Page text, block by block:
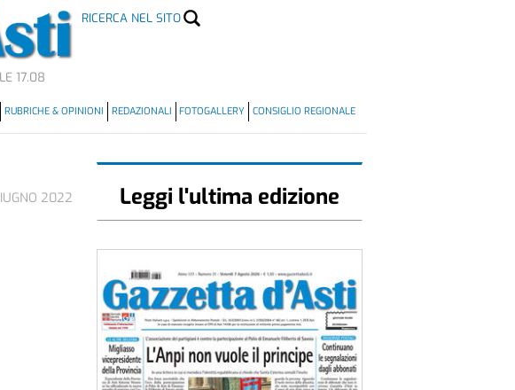
RICERCA NEL SITO
17.08
RUBRICHE & OPINIONI REDAZIONALI FOTOGALLERY CONSIGLIO REGIONALE
2022
Leggi l'ultima edizione